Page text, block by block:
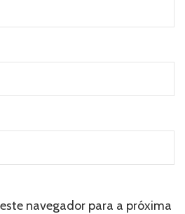
navegador para a próxima